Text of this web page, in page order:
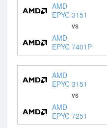
AMD
EPYC 3151
vs
AMD
EPYC 7401P
AMD
EPYC 3151
vs
AMD
EPYC 7251